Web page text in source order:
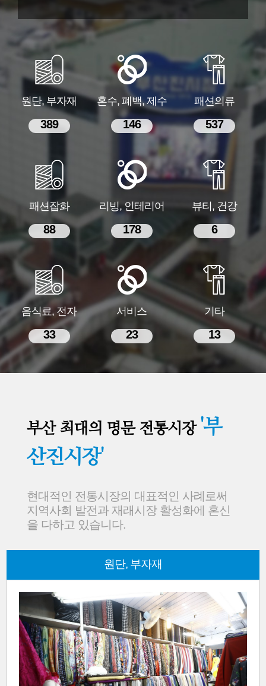
원단, 부자재
389
혼수, 폐백, 제수
146
패션의류
537
패션잡화
88
리빙, 인테리어
178
뷰티, 건강
6
음식료, 전자
33
서비스
23
기타
13
부산 최대의 명문 전통시장 '부
산진시장'
현대적인 전통시장의 대표적인 사례로써
지역사회 발전과 재래시장 활성화에 혼신
을 다하고 있습니다.
원단, 부자재